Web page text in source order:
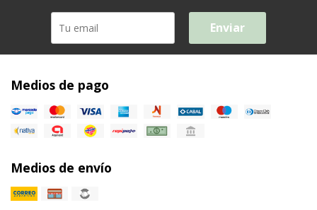
Enviar
Medios de pago
Medios de envío